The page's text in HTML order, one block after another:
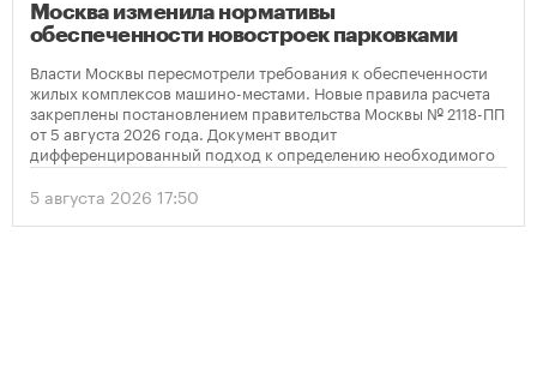
Москва изменила нормативы
обеспеченности новостроек парковками
Власти Москвы пересмотрели требования к обеспеченности
жилых комплексов машино-местами. Новые правила расчета
закреплены постановлением правительства Москвы № 2118-ПП
от 5 августа 2026 года. Документ вводит
дифференцированный подход к определению необходимого
количества парковок в зависимости от площади квартир и
устанавливает переходный период для уже согласованных
проектов.
5 августа 2026 17:50